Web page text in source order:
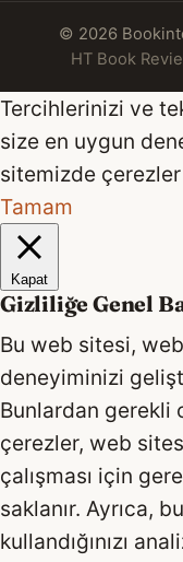
© 2026
HT Book
Tercihlerinizi ve
size en uygun
sitemizde çerezler
Tamam
Kapat
Gizliliğe Genel
Bu web sitesi,
deneyiminizi
Bunlardan gerekli
çerezler, web
çalışması için
saklanır. Ayrıca,
kullandığınızı